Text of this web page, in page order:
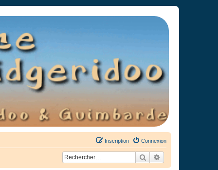
Connexion
Inscription
Rechercher